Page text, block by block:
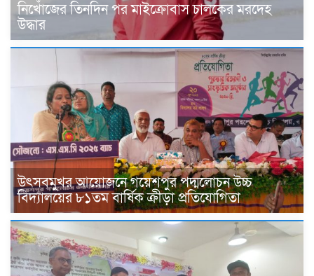
নিখোঁজের তিনদিন পর মাইক্রোবাস চালকের মরদেহ
উদ্ধার
উৎসবমুখর আয়োজনে গয়েশপুর পদ্মলোচন উচ্চ
বিদ্যালয়ের ৮১তম বার্ষিক ক্রীড়া প্রতিযোগিতা